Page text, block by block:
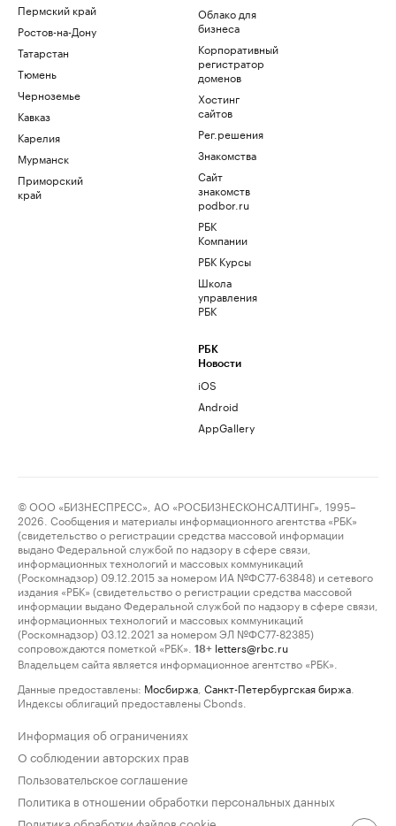
Пермский край
Ростов-на-Дону
Татарстан
Тюмень
Черноземье
Кавказ
Карелия
Мурманск
Приморский
край
Облако для
бизнеса
Корпоративный
регистратор
доменов
Хостинг
сайтов
Рег.решения
Знакомства
Сайт
знакомств
podbor.ru
РБК
Компании
РБК Курсы
Школа
управления
РБК
РБК
Новости
iOS
Android
AppGallery
© ООО «БИЗНЕСПРЕСС», АО «РОСБИЗНЕСКОНСАЛТИНГ», 1995–
2026. Сообщения и материалы информационного агентства «РБК»
(свидетельство о регистрации средства массовой информации
выдано Федеральной службой по надзору в сфере связи,
информационных технологий и массовых коммуникаций
(Роскомнадзор) 09.12.2015 за номером ИА №ФС77-63848) и сетевого
издания «РБК» (свидетельство о регистрации средства массовой
информации выдано Федеральной службой по надзору в сфере связи,
информационных технологий и массовых коммуникаций
(Роскомнадзор) 03.12.2021 за номером ЭЛ №ФС77-82385)
сопровождаются пометкой «РБК».
18+ letters@rbc.ru
Владельцем сайта является информационное агентство «РБК».
Данные предоставлены: Мосбиржа Санкт-Петербургская биржа
Индексы облигаций предоставлены Cbonds.
Информация об ограничениях
О соблюдении авторских прав
Пользовательское соглашение
Политика в отношении обработки персональных данных
Политика обработки файлов cookie